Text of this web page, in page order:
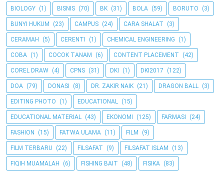
BIOLOGY (1) BISNIS (70) BK (31) BOLA (59) BORUTO (3)
BUNYI HUKUM (23) CAMPUS (24) CARA SHALAT (3)
CERAMAH (5) CERENTI (1) CHEMICAL ENGINEERING (1)
COBA (1) COCOK TANAM (6) CONTENT PLACEMENT (42)
COREL DRAW (4) CPNS (31) DKI (1) DKI2017 (122)
DOA (79) DONASI (8) DR. ZAKIR NAIK (21) DRAGON BALL (3)
EDITING PHOTO (1) EDUCATIONAL (15)
EDUCATIONAL MATERIAL (43) EKONOMI (125) FARMASI (24)
FASHION (15) FATWA ULAMA (11) FILM (9)
FILM TERBARU (22) FILSAFAT (9) FILSAFAT ISLAM (13)
FIQIH MUAMALAH (6) FISHING BAIT (48) FISIKA (83)